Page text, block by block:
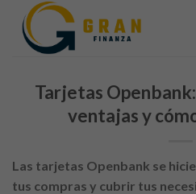
content
Tarjetas
ventajas y
Las tarjetas Openbank se
tus compras y cubrir tus